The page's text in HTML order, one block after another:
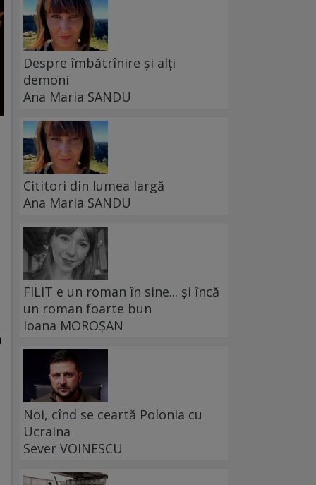
Despre îmbătrînire și alți
demoni
Ana Maria SANDU
Cititori din lumea largă
Ana Maria SANDU
FILIT e un roman în sine... și încă
un roman foarte bun
Ioana MOROȘAN
Noi, cînd se ceartă Polonia cu
Ucraina
Sever VOINESCU